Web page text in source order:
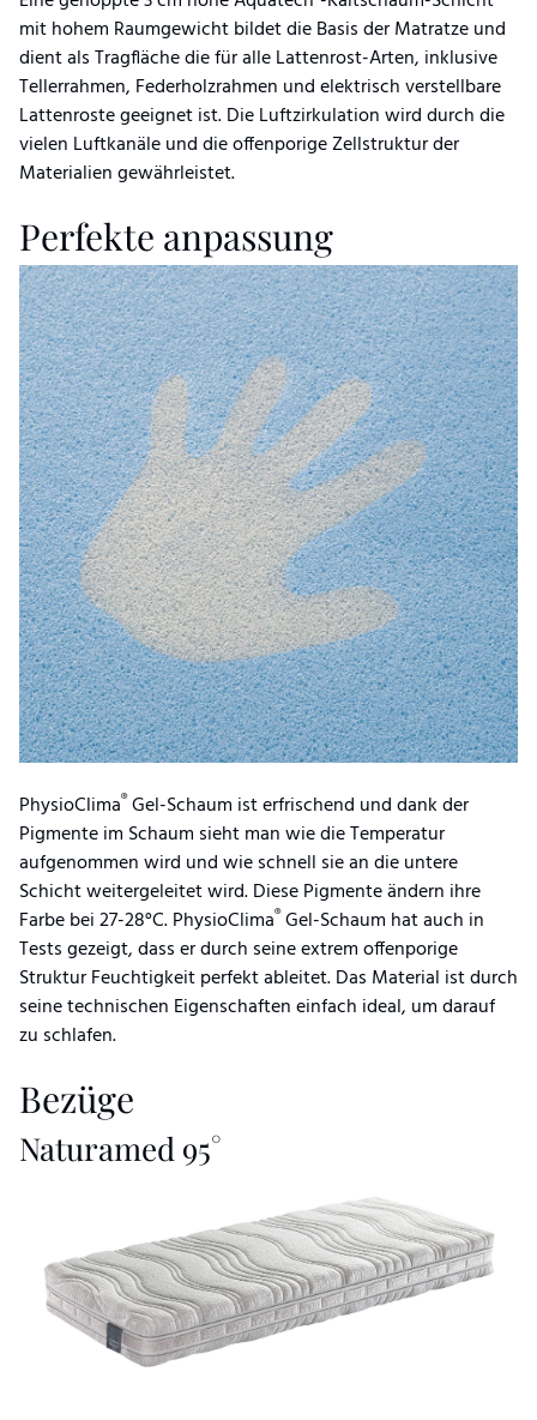
mit hohem Raumgewicht bildet die Basis der Matratze und
dient als Tragfläche die für alle Lattenrost-Arten, inklusive
Tellerrahmen, Federholzrahmen und elektrisch verstellbare
Lattenroste geeignet ist. Die Luftzirkulation wird durch die
vielen Luftkanäle und die offenporige Zellstruktur der
Materialien gewährleistet.
Perfekte anpassung
PhysioClima®Gel-Schaum ist erfrischend und dank der
Pigmente im Schaum sieht man wie die Temperatur
aufgenommen wird und wie schnell sie an die untere
Schicht weitergeleitet wird. Diese Pigmente ändern ihre
Farbe bei 27-28°C. PhysioClima®Gel-Schaum hat auch in
Tests gezeigt, dass er durch seine extrem offenporige
Struktur Feuchtigkeit perfekt ableitet. Das Material ist durch
seine technischen Eigenschaften einfach ideal, um darauf
zu schlafen.
Bezüge
Naturamed 95°